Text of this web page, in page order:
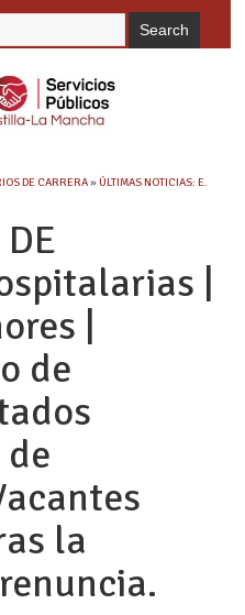
DE CARRERA»ÚLTIMAS NOTICIAS: E.
|
|
de
la